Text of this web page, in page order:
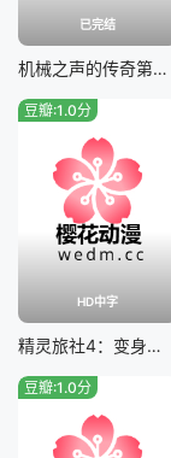
已完结
机械之声的传奇第一季
HD中字
豆瓣:1.0分
精灵旅社4：变身大冒险
豆瓣:1.0分